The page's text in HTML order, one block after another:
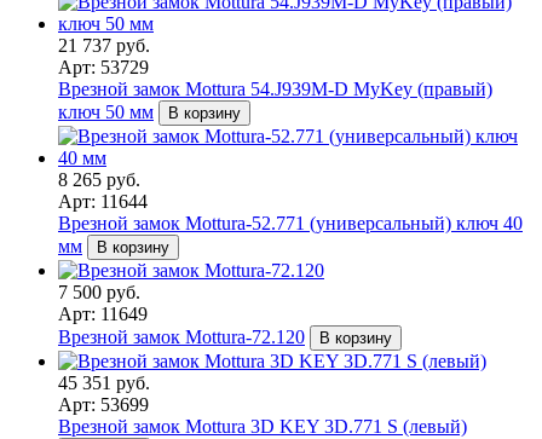
21 737 руб.
Арт: 53729
Врезной замок Mottura 54.J939M-D MyKey (правый)
ключ 50 мм
В корзину
8 265 руб.
Арт: 11644
Врезной замок Mottura-52.771 (универсальный) ключ 40
мм
В корзину
7 500 руб.
Арт: 11649
Врезной замок Mottura-72.120
В корзину
45 351 руб.
Арт: 53699
Врезной замок Mottura 3D KEY 3D.771 S (левый)